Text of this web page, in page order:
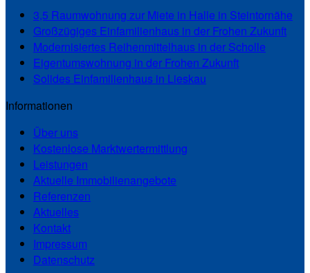
3,5 Raumwohnung zur Miete in Halle in Steintornähe
Großzügiges Einfamilienhaus in der Frohen Zukunft
Modernisiertes Reihenmittelhaus in der Scholle
Eigentumswohnung in der Frohen Zukunft
Solides Einfamilienhaus in Lieskau
Informationen
Über uns
Kostenlose Marktwertermittlung
Leistungen
Aktuelle Immobilienangebote
Referenzen
Aktuelles
Kontakt
Impressum
Datenschutz